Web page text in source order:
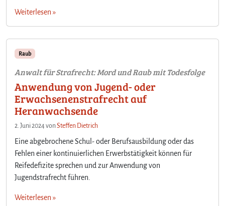
Weiterlesen »
Raub
Anwalt für Strafrecht: Mord und Raub mit Todesfolge
Anwendung von Jugend- oder
Erwachsenenstrafrecht auf
Heranwachsende
2. Juni 2024vonSteffen Dietrich
Eine abgebrochene Schul- oder Berufsausbildung oder das
Fehlen einer kontinuierlichen Erwerbstätigkeit können für
Reifedefizite sprechen und zur Anwendung von
Jugendstrafrecht führen.
Weiterlesen »